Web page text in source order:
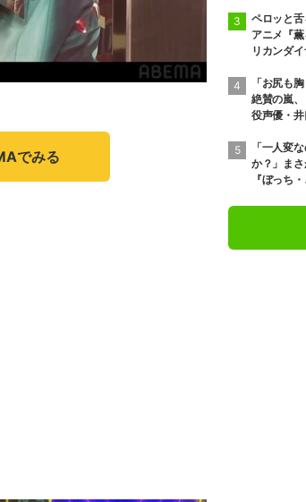
でみる
ペロッと舌
アニメ『
リカンダ
「お尻も
絶賛の嵐
役声優・
「一人変
か？」ま
『ぼっち